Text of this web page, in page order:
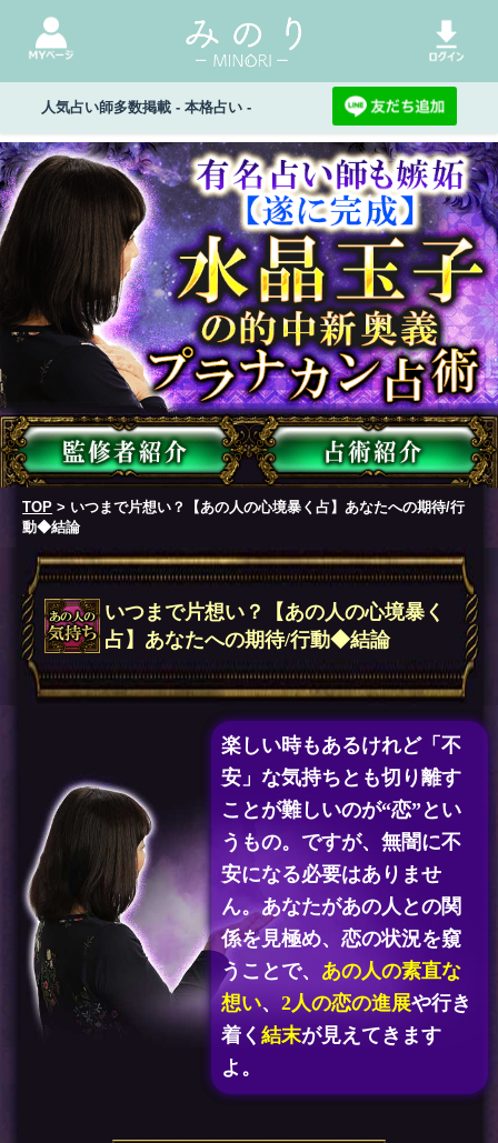
人気占い師多数掲載 - 本格占い -
TOP > いつまで片想い？【あの人の心境暴く占】あなたへの期待/行
動◆結論
いつまで片想い？【あの人の心境暴く
占】あなたへの期待/行動◆結論
楽しい時もあるけれど「不
安」な気持ちとも切り離す
ことが難しいのが“恋”とい
うもの。ですが、無闇に不
安になる必要はありませ
ん。あなたがあの人との関
係を見極め、恋の状況を窺
うことで、 あの人の素直な
想い、2人の恋の進展や行き
着く結末が見えてきます
よ。